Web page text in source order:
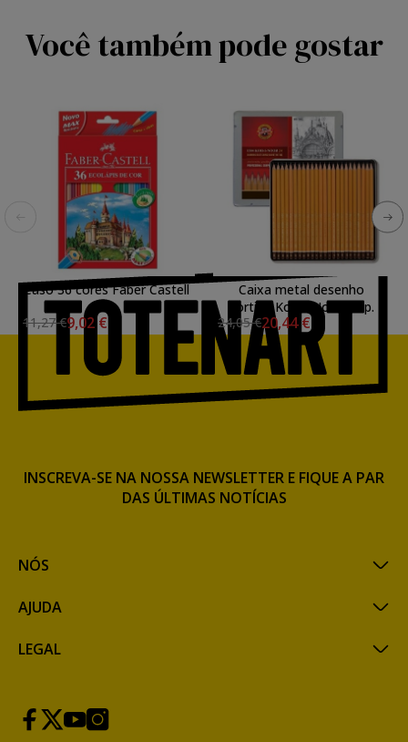
Você também pode gostar
Caso 36 cores Faber Castell
11,27 €9,02 €
Caixa metal desenho
sortida Koh-I-Noor 24 p.
24,05 €20,44 €
NÓS
AJUDA
LEGAL
INSCREVA-SE NA NOSSA NEWSLETTER E FIQUE A PAR
DAS ÚLTIMAS NOTÍCIAS